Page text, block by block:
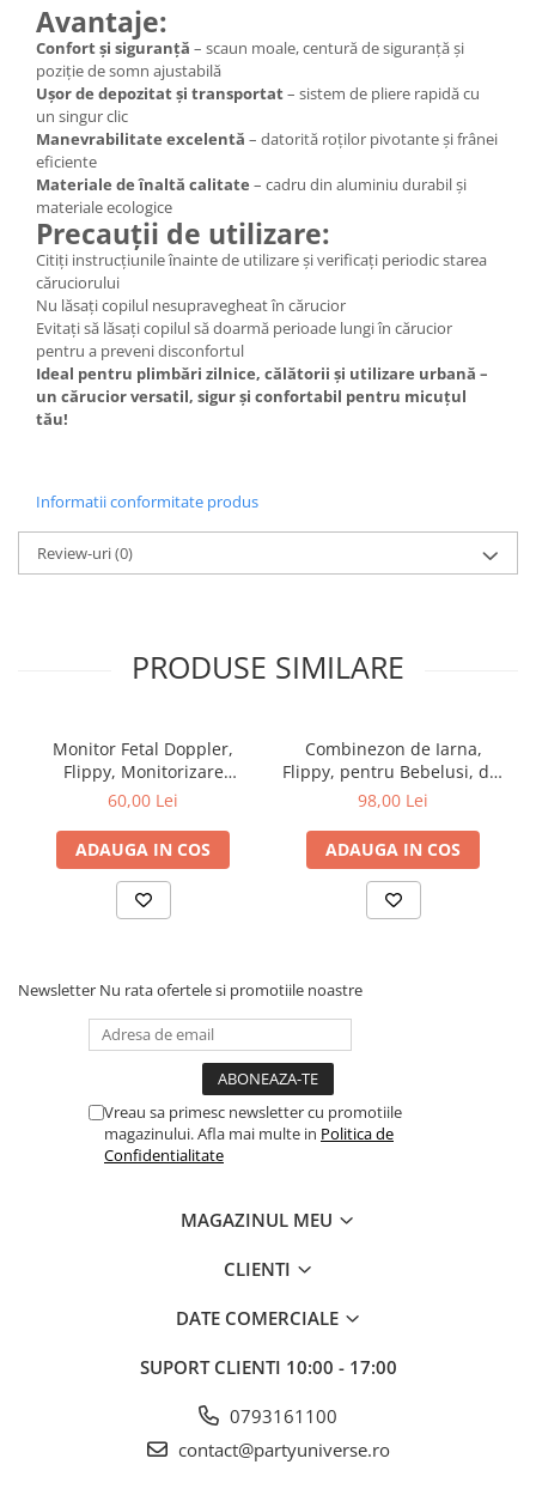
Avantaje:
Confort și siguranță – scaun moale, centură de siguranță și
poziție de somn ajustabilă
Ușor de depozitat și transportat– sistem de pliere rapidă cu
un singur clic
Manevrabilitate excelentă – datorită roților pivotante și frânei
eficiente
Materiale de înaltă calitate – cadru din aluminiu durabil și
materiale ecologice
Precauții de utilizare:
Citiți instrucțiunile înainte de utilizare și verificați periodic starea
căruciorului
Nu lăsați copilul nesupravegheat în cărucior
Evitați să lăsați copilul să doarmă perioade lungi în cărucior
pentru a preveni disconfortul
Ideal pentru plimbări zilnice, călătorii și utilizare urbană –
un cărucior versatil, sigur și confortabil pentru micuțul
tău!
Informatii conformitate produs
Review-uri(0)
PRODUSE SIMILARE
Monitor Fetal Doppler,
Flippy, Monitorizare
Sarcina, Ritm Cardiac,
Baterii AA (neincluse),
Portabil, din ABS, 12.8 x 9.6
x 3 cm, Utilizare de la 9
Saptamani, Roz
60,00 Lei
ADAUGA IN COS
Combinezon de Iarna,
Flippy, pentru Bebelusi, din
Bumbac, cu Urechi,
66 cm, Maro
98,00 Lei
ADAUGA IN COS
Newsletter Nu rata ofertele si promotiile noastre
Vreau sa primesc newsletter cu promotiile
magazinului. Afla mai multe in Politica de
Confidentialitate
MAGAZINUL MEU
CLIENTI
DATE COMERCIALE
SUPORT CLIENTI 10:00 - 17:00
0793161100
contact@partyuniverse.ro